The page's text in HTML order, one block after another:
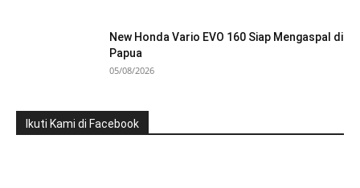
New Honda Vario EVO 160 Siap Mengaspal di
Papua
05/08/2026
Ikuti Kami di Facebook